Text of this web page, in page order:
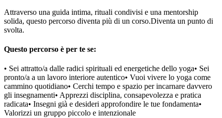
Attraverso una guida intima, rituali condivisi e una mentorship
solida, questo percorso diventa più di un corso.Diventa un punto di
svolta.
Questo percorso è per te se:
• Sei attratto/a dalle radici spirituali ed energetiche dello yoga• Sei
pronto/a a un lavoro interiore autentico• Vuoi vivere lo yoga come
cammino quotidiano• Cerchi tempo e spazio per incarnare davvero
gli insegnamenti• Apprezzi disciplina, consapevolezza e pratica
radicata• Insegni già e desideri approfondire le tue fondamenta•
Valorizzi un gruppo piccolo e intenzionale